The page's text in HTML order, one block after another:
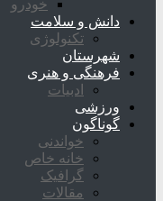
خودرو
دانش و سلامت
تکنولوژی
شهرستان
فرهنگی و هنری
ادبیات
ورزشی
گوناگون
خواندنی
خانه خاص
گرافیک
مقالات